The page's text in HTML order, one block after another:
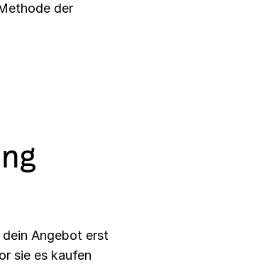
der
Angebot erst
sie es kaufen